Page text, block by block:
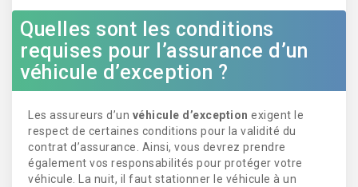
Quelles sont les conditions
requises pour l’assurance d’un
véhicule d’exception ?
Les assureurs d’un véhicule d’exception exigent le
respect de certaines conditions pour la validité du
contrat d’assurance. Ainsi, vous devrez prendre
également vos responsabilités pour protéger votre
véhicule. La nuit, il faut stationner le véhicule à un